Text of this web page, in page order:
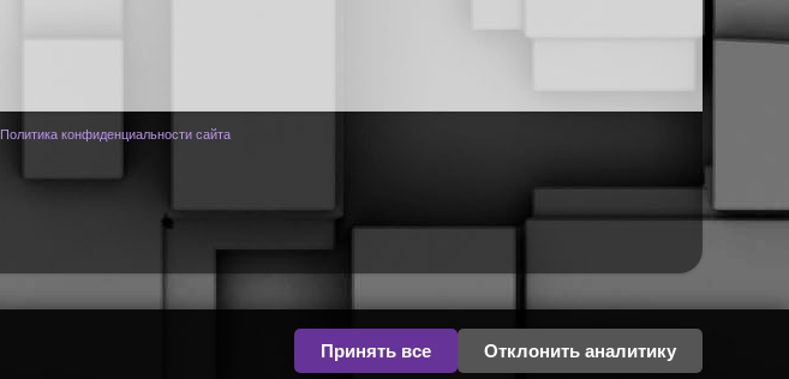
Политика конфиденциальности сайта
Принять все Отклонить аналитику